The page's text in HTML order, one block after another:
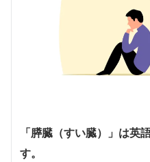
「膵臓（すい臓）」は英
す。